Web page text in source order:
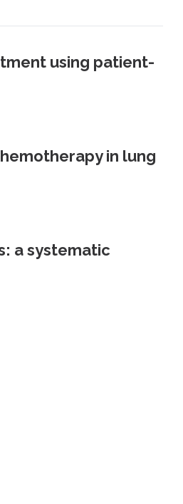
using patient-
in lung
a systematic